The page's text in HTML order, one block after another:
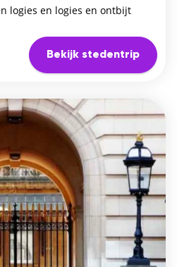
logies en logies en ontbijt
Bekijk stedentrip